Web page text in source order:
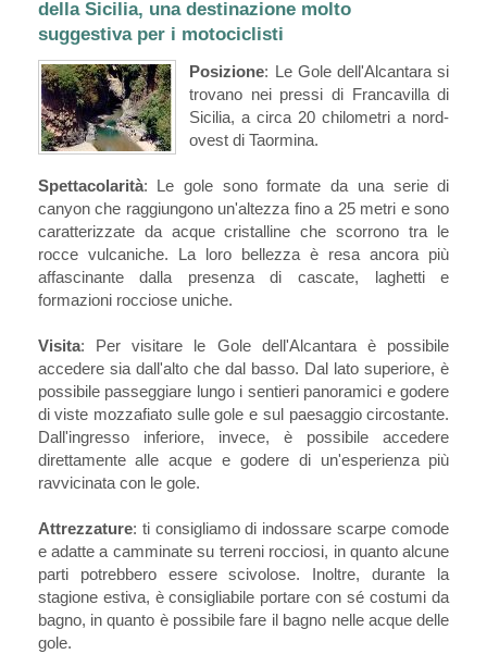
della Sicilia, una destinazione molto
suggestiva per i motociclisti
Posizione: Le Gole dell'Alcantara si
trovano nei pressi di Francavilla di
Sicilia, a circa 20 chilometri a nord-
ovest di Taormina.
Spettacolarità: Le gole sono formate da una serie di
canyon che raggiungono un'altezza fino a 25 metri e sono
caratterizzate da acque cristalline che scorrono tra le
rocce vulcaniche. La loro bellezza è resa ancora più
affascinante dalla presenza di cascate, laghetti e
formazioni rocciose uniche.
Visita: Per visitare le Gole dell'Alcantara è possibile
accedere sia dall'alto che dal basso. Dal lato superiore, è
possibile passeggiare lungo i sentieri panoramici e godere
di viste mozzafiato sulle gole e sul paesaggio circostante.
Dall'ingresso inferiore, invece, è possibile accedere
direttamente alle acque e godere di un'esperienza più
ravvicinata con le gole.
Attrezzature: ti consigliamo di indossare scarpe comode
e adatte a camminate su terreni rocciosi, in quanto alcune
parti potrebbero essere scivolose. Inoltre, durante la
stagione estiva, è consigliabile portare con sé costumi da
bagno, in quanto è possibile fare il bagno nelle acque delle
gole.